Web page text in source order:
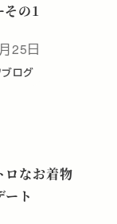
その1
25日
ログ
ロなお着物
ト